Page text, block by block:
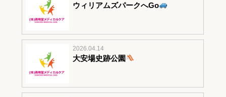
ウィリアムズパークへGo
2026.04.14
大安場史跡公園